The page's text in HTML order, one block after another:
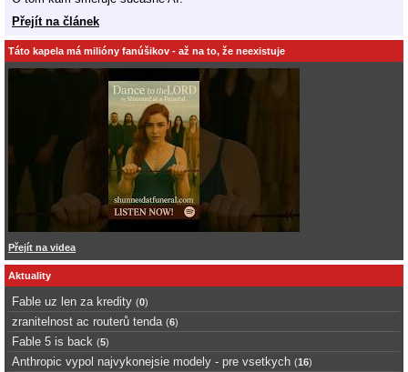
Přejít na článek
Táto kapela má milióny fanúšikov - až na to, že neexistuje
Přejít na videa
Aktuality
Fable uz len za kredity (0)
zranitelnost ac routerů tenda (6)
Fable 5 is back (5)
Anthropic vypol najvykonejsie modely - pre vsetkych (16)